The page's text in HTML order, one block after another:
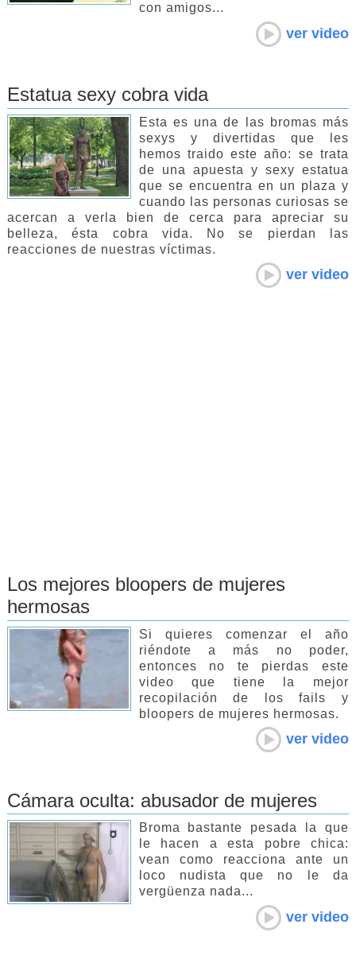
con amigos...
ver video
Estatua sexy cobra vida
Esta es una de las bromas más
sexys y divertidas que les
hemos traido este año: se trata
de una apuesta y sexy estatua
que se encuentra en un plaza y
cuando las personas curiosas se
acercan a verla bien de cerca para apreciar su
belleza, ésta cobra vida. No se pierdan las
reacciones de nuestras víctimas.
ver video
Los mejores bloopers de mujeres
hermosas
Si quieres comenzar el año
riéndote a más no poder,
entonces no te pierdas este
video que tiene la mejor
recopilación de los fails y
bloopers de mujeres hermosas.
ver video
Cámara oculta: abusador de mujeres
Broma bastante pesada la que
le hacen a esta pobre chica:
vean como reacciona ante un
loco nudista que no le da
vergüenza nada...
ver video